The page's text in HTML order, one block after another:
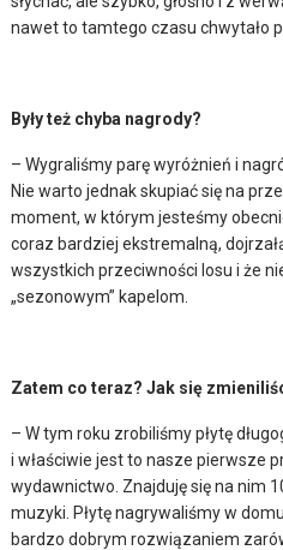
nawet to tamtego czasu chwytało
Były też chyba nagrody?
– Wygraliśmy parę wyróżnień i
Nie warto jednak skupiać się na
moment, w którym jesteśmy
coraz bardziej ekstremalną,
wszystkich przeciwności losu i że
„sezonowym” kapelom.
Zatem co teraz? Jak się
– W tym roku zrobiliśmy płytę
i właściwie jest to nasze pierwsze
wydawnictwo. Znajduję się na nim
muzyki. Płytę nagrywaliśmy w
bardzo dobrym rozwiązaniem